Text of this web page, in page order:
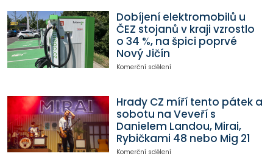
Dobíjení elektromobilů u
ČEZ stojanů v kraji vzrostlo
o 34 %, na špici poprvé
Nový Jičín
Komerční sdělení
Hrady CZ míří tento pátek a
sobotu na Veveří s
Danielem Landou, Mirai,
Rybičkami 48 nebo Mig 21
Komerční sdělení